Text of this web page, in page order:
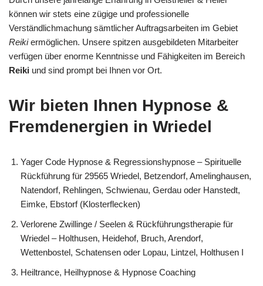
können wir stets eine zügige und professionelle
Verständlichmachung sämtlicher Auftragsarbeiten im Gebiet
Reikiermöglichen. Unsere spitzen ausgebildeten Mitarbeiter
verfügen über enorme Kenntnisse und Fähigkeiten im Bereich
Reiki und sind prompt bei Ihnen vor Ort.
Wir bieten Ihnen Hypnose &
Fremdenergien in Wriedel
Yager Code Hypnose & Regressionshypnose – Spirituelle
Rückführung für 29565 Wriedel, Betzendorf, Amelinghausen,
Natendorf, Rehlingen, Schwienau, Gerdau oder Hanstedt,
Eimke, Ebstorf (Klosterflecken)
Verlorene Zwillinge / Seelen & Rückführungstherapie für
Wriedel – Holthusen, Heidehof, Bruch, Arendorf,
Wettenbostel, Schatensen oder Lopau, Lintzel, Holthusen I
Heiltrance, Heilhypnose & Hypnose Coaching